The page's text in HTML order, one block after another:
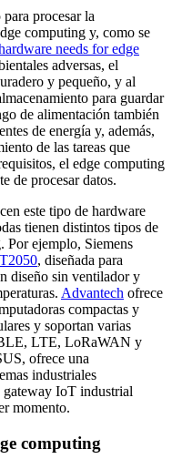
procesar la
computing y, como se
needs for edge
adversas, el
y pequeño, y al
para guardar
de alimentación también
de energía y, además,
de las tareas que
el edge computing
de procesar datos.
este tipo de hardware
tienen distintos tipos de
Por ejemplo, Siemens
, diseñada para
diseño sin ventilador y
Advantech ofrece
compactas y
y soportan varias
LTE, LoRaWAN y
ofrece una
industriales
IoT industrial
momento.
computing